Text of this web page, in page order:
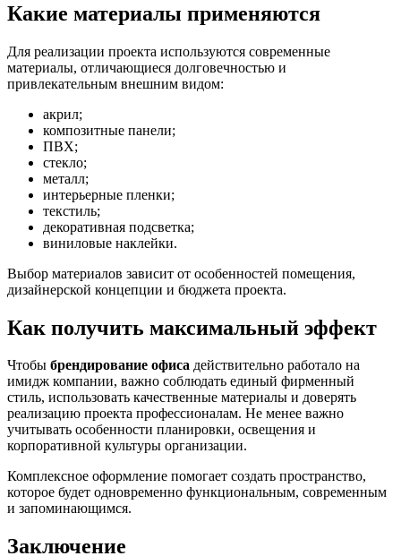
Какие материалы применяются
Для реализации проекта используются современные
материалы, отличающиеся долговечностью и
привлекательным внешним видом:
акрил;
композитные панели;
ПВХ;
стекло;
металл;
интерьерные пленки;
текстиль;
декоративная подсветка;
виниловые наклейки.
Выбор материалов зависит от особенностей помещения,
дизайнерской концепции и бюджета проекта.
Как получить максимальный эффект
Чтобы брендирование офиса действительно работало на
имидж компании, важно соблюдать единый фирменный
стиль, использовать качественные материалы и доверять
реализацию проекта профессионалам. Не менее важно
учитывать особенности планировки, освещения и
корпоративной культуры организации.
Комплексное оформление помогает создать пространство,
которое будет одновременно функциональным, современным
и запоминающимся.
Заключение